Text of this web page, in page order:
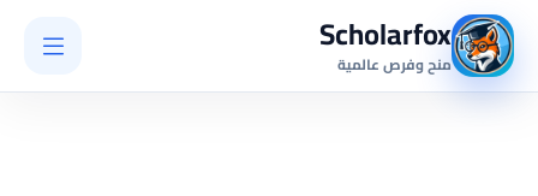
Scholarfox
منح وفرص عالمية